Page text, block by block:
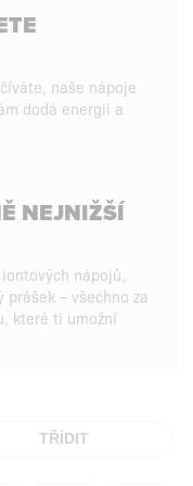
naše nápoje
dodá energii a
NEJNIŽŠÍ
nápojů,
– všechno za
které ti umožní
TŘÍDIT